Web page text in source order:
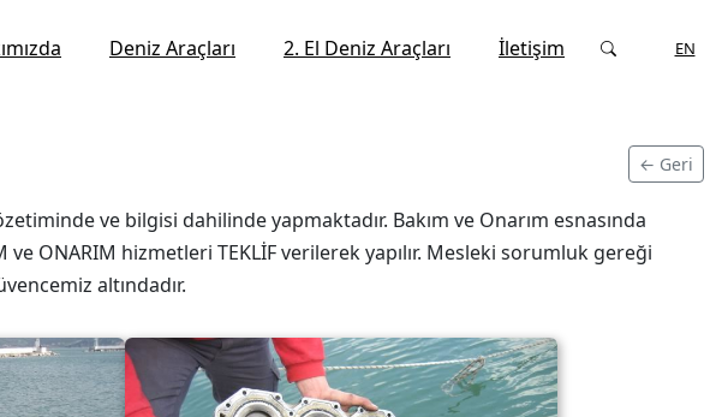
Deniz Araçları 2. El Deniz Araçları İletişim EN
← Geri
ve bilgisi dahilinde yapmaktadır. Bakım ve Onarım esnasında
ONARIM hizmetleri TEKLİF verilerek yapılır. Mesleki sorumluk gereği
altındadır.